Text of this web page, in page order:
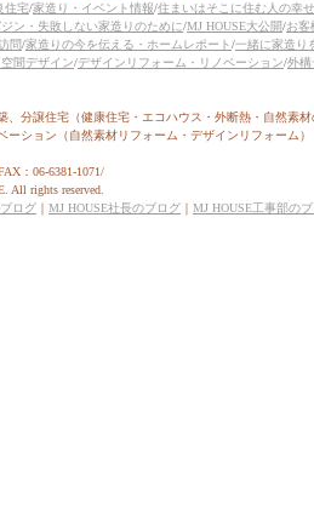
住宅/家造り・イベント情報/住まいはそこに住む人の幸
ン・失敗しない家造りのために/MJ HOUSE大公開/お客
問/家造りの今を伝える・ホームレポート/一緒に家造り
間デザイン/デザインリフォーム・リノベーション/外構
、分譲住宅（健康住宅・エコハウス・外断熱・自然素
ーション（自然素材リフォーム・デザインリフォーム）
：06-6381-1071/
All rights reserved.
ログ ｜ MJ HOUSE社長のブログ ｜ MJ HOUSE工事部の